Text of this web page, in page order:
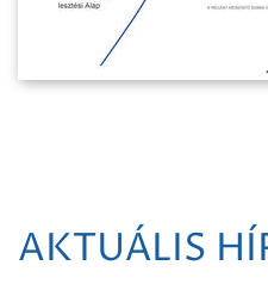
AKTUÁLIS